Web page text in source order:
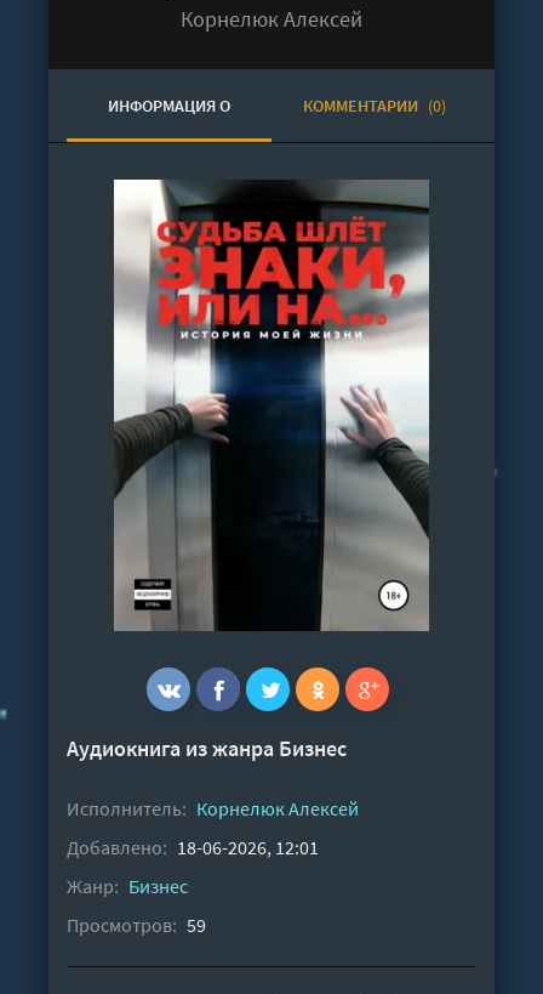
Корнелюк Алексей
ИНФОРМАЦИЯ О
АУДИОКНИГЕ
КОММЕНТАРИИ (0)
Аудиокнига из жанра Бизнес
Исполнитель: Корнелюк Алексей
Добавлено: 18-06-2026, 12:01
Жанр: Бизнес
Просмотров: 59